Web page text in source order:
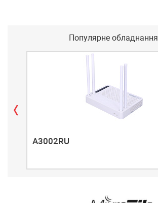
Популярне обладнання
A3002RU